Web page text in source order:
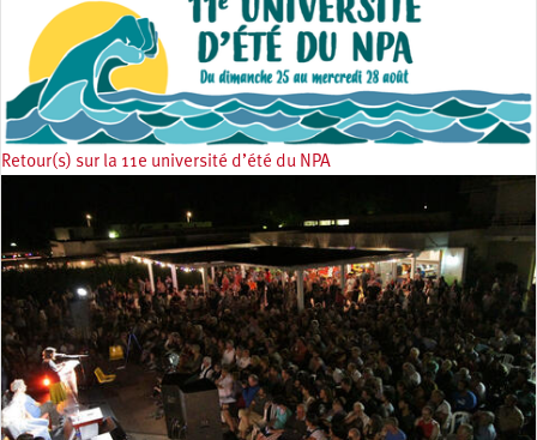
Retour(s) sur la 11e université d’été du NPA